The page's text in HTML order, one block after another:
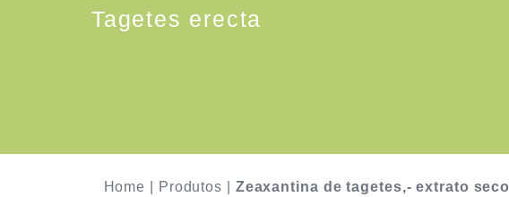
Tagetes erecta
Home Produtos Zeaxantina de tagetes,- extrato seco